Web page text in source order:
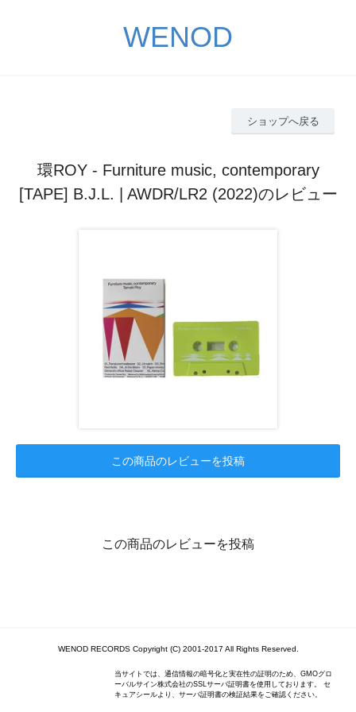
WENOD
ショップへ戻る
環ROY - Furniture music, contemporary
[TAPE] B.J.L. | AWDR/LR2 (2022)のレビュー
この商品のレビューを投稿
この商品のレビューを投稿
WENOD RECORDS Copyright (C) 2001-2017 All Rights Reserved.
当サイトでは、通信情報の暗号化と実在性の証明のため、GMOグロ
ーバルサイン株式会社のSSLサーバ証明書を使用しております。 セ
キュアシールより、サーバ証明書の検証結果をご確認ください。